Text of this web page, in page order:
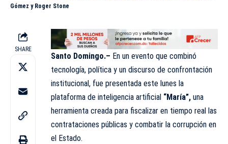
Gómez y Roger Stone
SHARE
Santo Domingo.– En un evento que combinó
tecnología, política y un discurso de confrontación
institucional, fue presentada este lunes la
plataforma de inteligencia artificial “María”, una
herramienta creada para fiscalizar en tiempo real las
contrataciones públicas y combatir la corrupción en
el Estado.